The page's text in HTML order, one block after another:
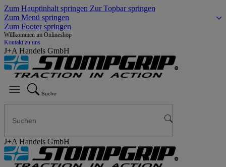
Zum Hauptinhalt springen Zur Topbar springen
Zum Menü springen
Zum Footer springen
Willkommen im Onlineshop
Kontakt zu uns
J+A Handels GmbH
Suche
J+A Handels GmbH